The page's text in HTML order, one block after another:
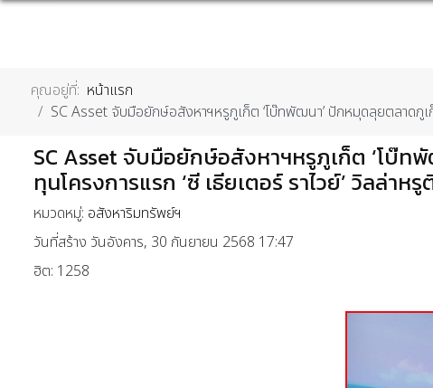
คุณอยู่ที่: หน้าแรก
SC Asset จับมือยักษ์อสังหาฯหรูภูเก็ต ‘โบ๊ทพัฒนา’ ปักหมุดลุยตลาดภูเ
SC Asset จับมือยักษ์อสังหาฯหรูภูเก็ต ‘โบ๊
ทุนโครงการแรก ‘ซี เธียเตอร์ ราไวย์’ วิลล่าห
หมวดหมู่: อสังหาริมทรัพย์ฯ
วันที่สร้าง วันอังคาร, 30 กันยายน 2568 17:47
ฮิต: 1258